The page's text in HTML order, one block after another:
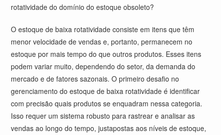
rotatividade do domínio do estoque obsoleto?
O estoque de baixa rotatividade consiste em itens que têm
menor velocidade de vendas e, portanto, permanecem no
estoque por mais tempo do que outros produtos. Esses itens
podem variar muito, dependendo do setor, da demanda do
mercado e de fatores sazonais. O primeiro desafio no
gerenciamento do estoque de baixa rotatividade é identificar
com precisão quais produtos se enquadram nessa categoria.
Isso requer um sistema robusto para rastrear e analisar as
vendas ao longo do tempo, justapostas aos níveis de estoque,